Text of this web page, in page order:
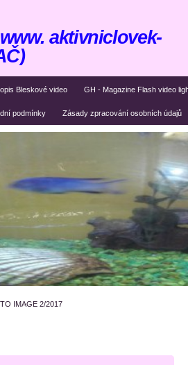
Bleskové video GH - Magazine Flash video
podmínky Zásady zpracování osobních údajů
aktivniclovek-
IMAGE 2/2017